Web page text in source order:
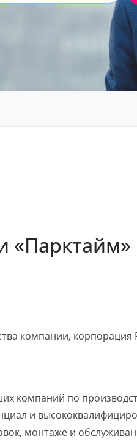
«Парктайм»
компании, корпорация
компаний по
и
монтаже и